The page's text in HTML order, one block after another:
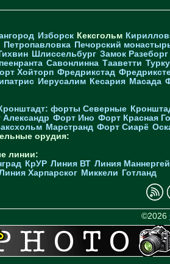
Изборск Кексгольм
Петропавловка Печорcкий
Шлиссельбург Замок Разеборг
Савонлинна Тааветти Турку
Хойторп Фредрикстад
Иерусалим Кесария Масада
Кронштадт: форты Северные
Форт Ино Форт Красная
Марстранд Форт Сиарё
орудия:
линии:
КрУР Линия ВТ Линия
Харпарског Миккели
Готланд
©2026